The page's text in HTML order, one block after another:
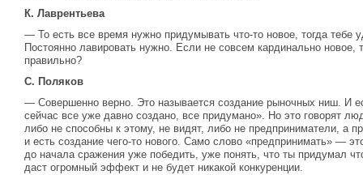
К. Лаврентьева
— То есть все время нужно придумывать что-то новое, тогда тебе
Постоянно лавировать нужно. Если не совсем кардинально
правильно?
С. Поляков
— Совершенно верно. Это называется создание рыночных ниш. И
сейчас все уже давно создано, все придумано». Но это говорят
либо не способны к этому, не видят, либо не предприниматели, а
и есть создание чего-то нового. Само слово «предпринимать» —
до начала сражения уже победить, уже понять, что ты придумал
даст огромный эффект и не будет никакой конкуренции.